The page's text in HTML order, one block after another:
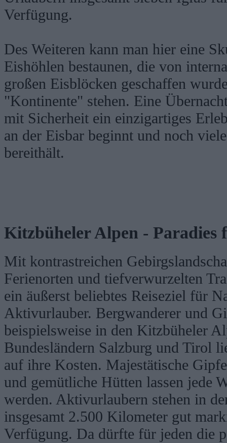
Verfügung.
Des Weiteren kann man hier eine
Eishöhlen bestaunen, die von
großen Eisblöcken geschaffen
"Kontinente" stehen. Eine
mit Sicherheit ein einzigartiges
an der Eisbar beginnt und noch
bereithält.
Kitzbüheler Alpen -
Mit kontrastreichen
Ferienorten und tiefverwurzelten
ein äußerst beliebtes Reiseziel für
Aktivurlauber. Bergwanderer und
beispielsweise in den Kitzbüheler
Bundesländern Salzburg und Tirol
auf ihre Kosten. Majestätische
und gemütliche Hütten lassen jede
werden. Aktivurlaubern stehen in
insgesamt 2.500 Kilometer gut
Verfügung. Da dürfte für jeden die